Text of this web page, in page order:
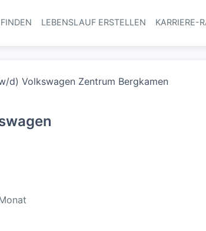
Haupt-
LEBENSLAUF ERSTELLEN KARRIERE-
d) Volkswagen Zentrum Bergkamen
: